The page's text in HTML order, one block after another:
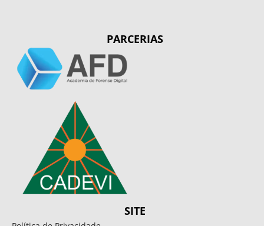
PARCERIAS
SITE